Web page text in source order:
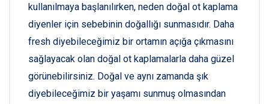
kullanılmaya başlanılırken, neden doğal ot kaplama
diyenler için sebebinin doğallığı sunmasıdır. Daha
fresh diyebileceğimiz bir ortamın açığa çıkmasını
sağlayacak olan doğal ot kaplamalarla daha güzel
görünebilirsiniz. Doğal ve aynı zamanda şık
diyebileceğimiz bir yaşamı sunmuş olmasından